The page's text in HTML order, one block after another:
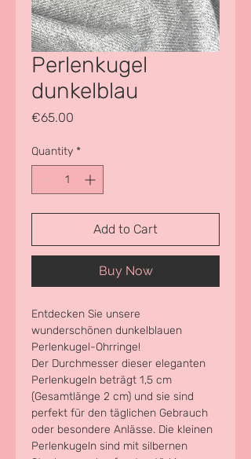
Perlenkugel
dunkelblau
€65.00
Quantity *
Add to Cart
Buy Now
Entdecken Sie unsere
wunderschönen dunkelblauen
Perlenkugel-Ohrringe!
Der Durchmesser dieser eleganten
Perlenkugeln beträgt 1,5 cm
(Gesamtlänge 2 cm) und sie sind
perfekt für den täglichen Gebrauch
oder besondere Anlässe. Die kleinen
Perlenkugeln sind mit silbernen